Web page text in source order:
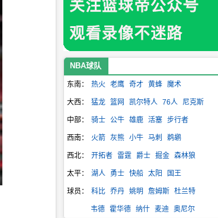
NBA球队
东南： 热火 老鹰 奇才 黄蜂 魔术
大西： 猛龙 篮网 凯尔特人 76人 尼克斯
中部： 骑士 公牛 雄鹿 活塞 步行者
西南： 火箭 灰熊 小牛 马刺 鹈鹕
西北： 开拓者 雷霆 爵士 掘金 森林狼
太平： 湖人 勇士 快船 太阳 国王
球员： 科比 乔丹 姚明 詹姆斯 杜兰特
韦德 霍华德 纳什 麦迪 奥尼尔